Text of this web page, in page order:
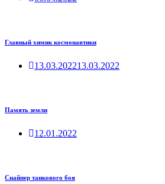
Главный химик космонавтики
13.03.202213.03.2022
Память земли
12.01.2022
Снайпер танкового боя